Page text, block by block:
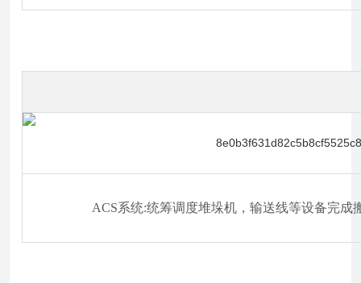
ACS系统:统筹调度堆垛机，输送线等设备完成